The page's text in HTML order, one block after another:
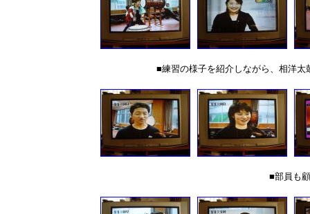
■練習の様子を紹介しながら、相洋
■部員も